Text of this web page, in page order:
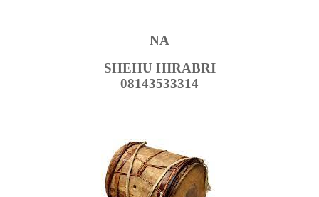
NA
SHEHU HIRABRI
08143533314